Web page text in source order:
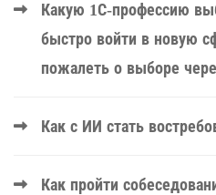
Какую 1С-профессию
быстро войти в новую
пожалеть о выборе
Как с ИИ стать
Как пройти